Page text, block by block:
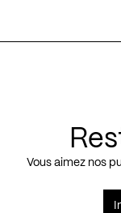
Vous aimez nos